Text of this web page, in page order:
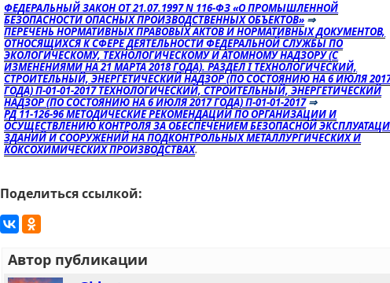
ФЕДЕРАЛЬНЫЙ ЗАКОН ОТ 21.07.1997 N 116-ФЗ «О ПРОМЫШЛЕННОЙ
БЕЗОПАСНОСТИ ОПАСНЫХ ПРОИЗВОДСТВЕННЫХ ОБЪЕКТОВ»⇒
ПЕРЕЧЕНЬ НОРМАТИВНЫХ ПРАВОВЫХ АКТОВ И НОРМАТИВНЫХ ДОКУМЕНТОВ,
ОТНОСЯЩИХСЯ К СФЕРЕ ДЕЯТЕЛЬНОСТИ ФЕДЕРАЛЬНОЙ СЛУЖБЫ ПО
ЭКОЛОГИЧЕСКОМУ, ТЕХНОЛОГИЧЕСКОМУ И АТОМНОМУ НАДЗОРУ (С
ИЗМЕНЕНИЯМИ НА 21 МАРТА 2018 ГОДА). РАЗДЕЛ I ТЕХНОЛОГИЧЕСКИЙ,
СТРОИТЕЛЬНЫЙ, ЭНЕРГЕТИЧЕСКИЙ НАДЗОР (ПО СОСТОЯНИЮ НА 6 ИЮЛЯ
ГОДА) П-01-01-2017 ТЕХНОЛОГИЧЕСКИЙ, СТРОИТЕЛЬНЫЙ, ЭНЕРГЕТИЧЕСКИЙ
НАДЗОР (ПО СОСТОЯНИЮ НА 6 ИЮЛЯ 2017 ГОДА) П-01-01-2017⇒
РД 11-126-96 МЕТОДИЧЕСКИЕ РЕКОМЕНДАЦИИ ПО ОРГАНИЗАЦИИ И
ОСУЩЕСТВЛЕНИЮ КОНТРОЛЯ ЗА ОБЕСПЕЧЕНИЕМ БЕЗОПАСНОЙ
ЗДАНИЙ И СООРУЖЕНИЙ НА ПОДКОНТРОЛЬНЫХ МЕТАЛЛУРГИЧЕСКИХ И
КОКСОХИМИЧЕСКИХ ПРОИЗВОДСТВАХ.
Поделиться ссылкой:
Автор публикации